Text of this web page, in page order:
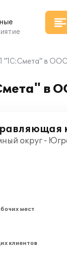
"1С:Смета" в
в
округ -
мест
клиентов